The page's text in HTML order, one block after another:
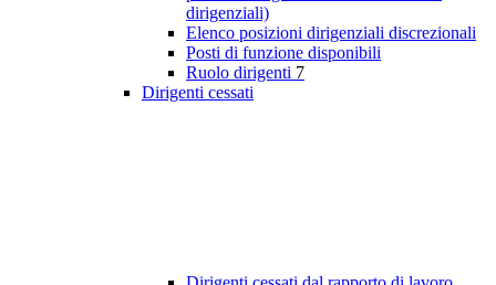
dirigenziali)
Elenco posizioni dirigenziali discrezionali
Posti di funzione disponibili
Ruolo dirigenti 7
Dirigenti cessati